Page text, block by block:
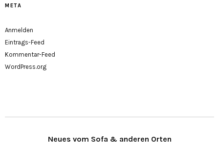
META
Anmelden
Eintrags-Feed
Kommentar-Feed
WordPress.org
Neues vom Sofa & anderen Orten